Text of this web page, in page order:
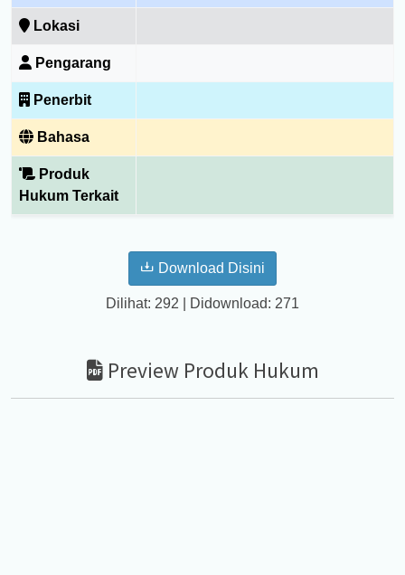
Lokasi
Pengarang
Penerbit
Bahasa
Produk
Hukum Terkait
Download Disini
Dilihat: 292 | Didownload: 271
Preview Produk Hukum